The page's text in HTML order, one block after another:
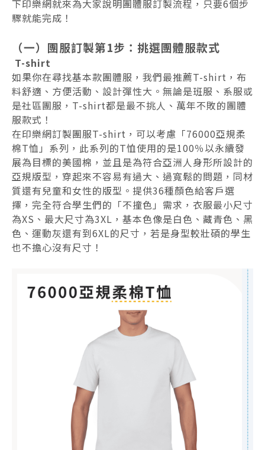
下印樂網就來為大家說明團體服訂製流程，只要6個步
驟就能完成！
（一）團服訂製第1步：挑選團體服款式
T-shirt
如果你在尋找基本款團體服，我們最推薦T-shirt，布
料舒適、方便活動、設計彈性大。無論是班服、系服或
是社區團服，T-shirt都是最不挑人、萬年不敗的團體
服款式！
在印樂網訂製團服T-shirt，可以考慮「76000亞規柔
棉T恤」系列，此系列的T恤使用的是100％以永續發
展為目標的美國棉，並且是為符合亞洲人身形所設計的
亞規版型，穿起來不容易有過大、過寬鬆的問題，同材
質還有兒童和女性的版型。提供36種顏色給客戶選
擇，完全符合學生們的「不撞色」需求，衣服最小尺寸
為XS、最大尺寸為3XL，基本色像是白色、藏青色、黑
色、運動灰還有到6XL的尺寸，若是身型較壯碩的學生
也不擔心沒有尺寸！